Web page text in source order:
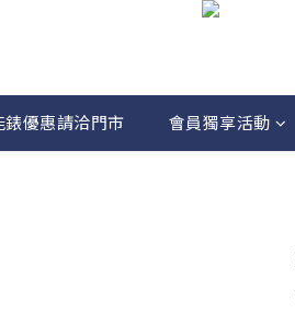
錶優惠請洽門市 會員獨享活動